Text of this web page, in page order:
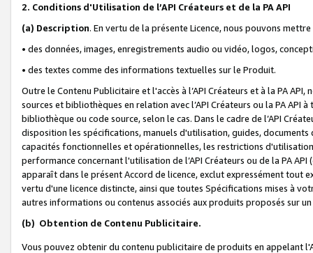
2. Conditions d'Utilisation de l’API Créateurs et de la PA API
(a) Description. En vertu de la présente Licence, nous pouvons
• des données, images, enregistrements audio ou vidéo, logos,
• des textes comme des informations textuelles sur le Produit.
Outre le Contenu Publicitaire et l'accès à l’API Créateurs et à la PA
sources et bibliothèques en relation avec l’API Créateurs ou la PA
bibliothèque ou code source, selon le cas. Dans le cadre de l’API
disposition les spécifications, manuels d'utilisation, guides,
capacités fonctionnelles et opérationnelles, les restrictions
performance concernant l'utilisation de l’API Créateurs ou de la PA
apparaît dans le présent Accord de licence, exclut expressément tout
vertu d'une licence distincte, ainsi que toutes Spécifications mises à
autres informations ou contenus associés aux produits proposés sur
(b) Obtention de Contenu Publicitaire.
Vous pouvez obtenir du contenu publicitaire de produits en appelant